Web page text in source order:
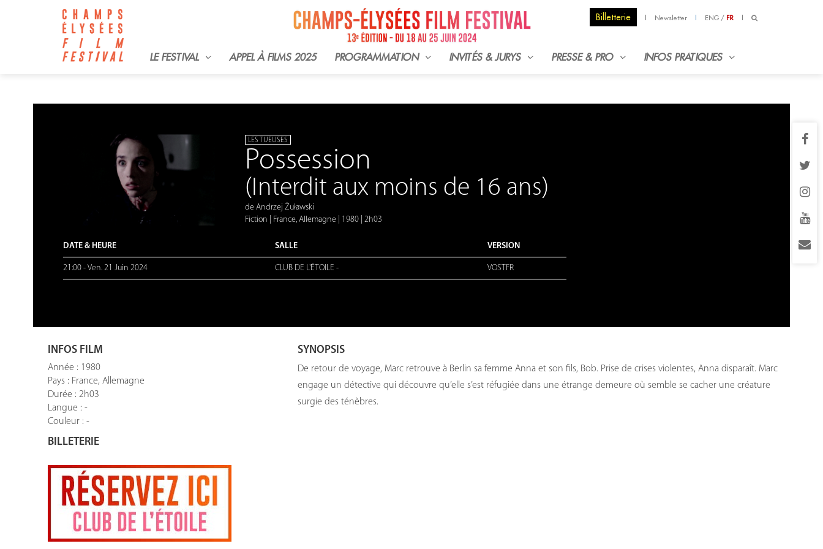
Billetterie Newsletter ENG / FR
LE FESTIVAL APPEL À FILMS 2025 PROGRAMMATION INVITÉS & JURYS PRESSE & PRO INFOS PRATIQUES
LES TUEUSES
Possession
(Interdit aux moins de 16 ans)
de Andrzej Żuławski
Fiction
France, Allemagne| 1980| 2h03
DATE & HEURE SALLE VERSION
21:00 -Ven. 21 Juin 2024 CLUB DE L'ÉTOILE - VOSTFR
SYNOPSIS
De retour de voyage, Marc retrouve à Berlin sa femme Anna et son fils, Bob. Prise de crises violentes, Anna disparaît. Marc
engage un détective qui découvre qu’elle s’est réfugiée dans une étrange demeure où semble se cacher une créature
surgie des ténèbres.
INFOS FILM
Année : 1980
Pays : France, Allemagne
Durée : 2h03
Langue : -
Couleur : -
BILLETERIE